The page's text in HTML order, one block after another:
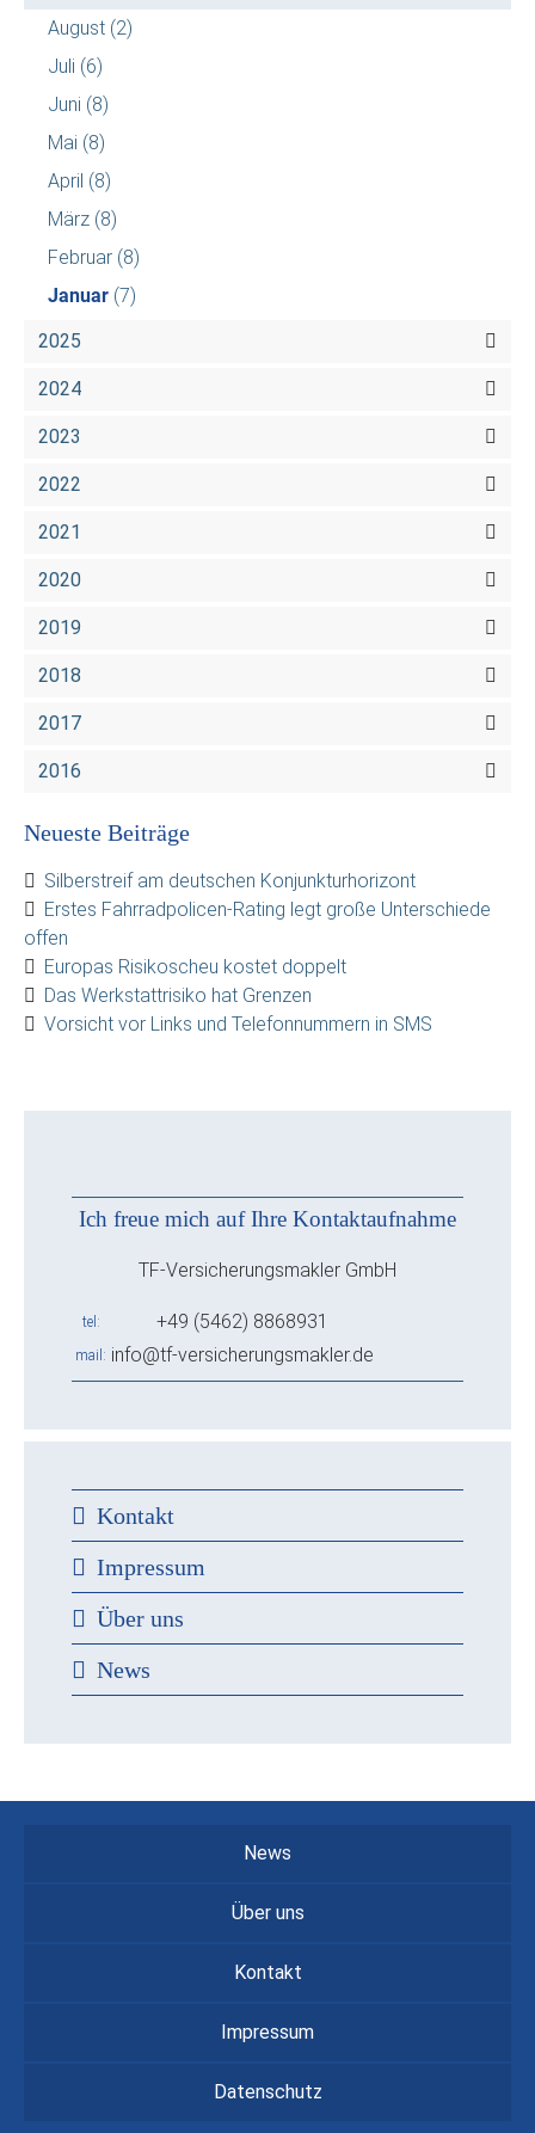
August (2)
Juli (6)
Juni (8)
Mai (8)
April (8)
März (8)
Februar (8)
Januar (7)
2025
2024
2023
2022
2021
2020
2019
2018
2017
2016
Neueste Beiträge
Silberstreif am deutschen Konjunkturhorizont
Erstes Fahrradpolicen-Rating legt große Unterschiede
offen
Europas Risikoscheu kostet doppelt
Das Werkstattrisiko hat Grenzen
Vorsicht vor Links und Telefonnummern in SMS
Ich freue mich auf Ihre Kontaktaufnahme
TF-Versicherungsmakler GmbH
tel +49 (5462) 8868931
mail info@tf-versicherungsmakler.de
Kontakt
Impressum
Über uns
News
News
Über uns
Kontakt
Impressum
Datenschutz